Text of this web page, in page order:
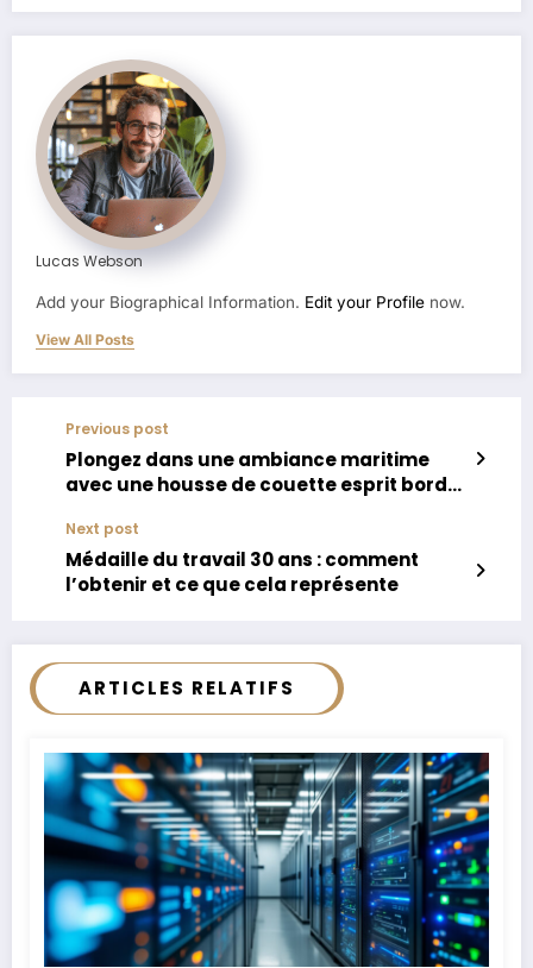
Lucas Webson
Add your Biographical Information. Edit your Profile now.
View All Posts
Previous post
Plongez dans une ambiance maritime
avec une housse de couette esprit bord
mode
Next post
Médaille du travail 30 ans : comment
l’obtenir et ce que cela représente
ARTICLES RELATIFS